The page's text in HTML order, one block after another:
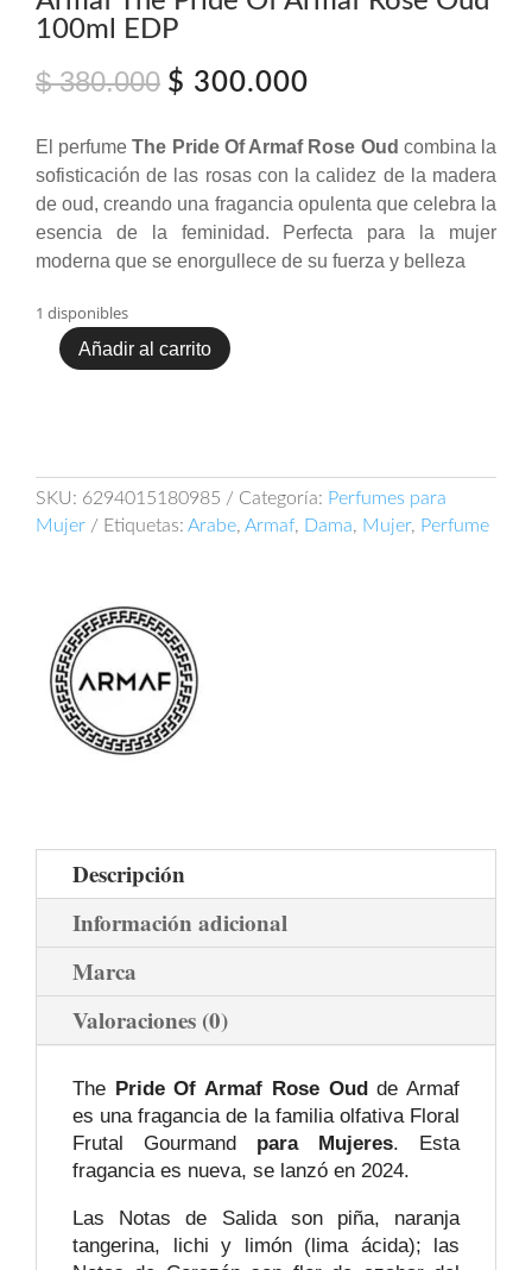
100ml EDP
$380.000 El
original
era:
$ 380.000.
$ 300.000
actual
es:
$ 300.000.
El perfumeThe Pride Of Armaf Rose Oud combina la
sofisticación de las rosas con la calidez de la madera
de oud, creando una fragancia opulenta que celebra la
esencia de la feminidad. Perfecta para la mujer
moderna que se enorgullece de su fuerza y belleza
1 disponibles
Armaf
Rose
Oud
cantidad
Añadir al carrito
SKU: 6294015180985 Categoría: Perfumes para
Mujer
Etiquetas: Arabe, Armaf, Dama, Mujer, Perfume
Descripción
Información adicional
Marca
Valoraciones (0)
The Pride Of Armaf Rose Oud de Armaf
es una fragancia de la familia olfativa Floral
Frutal Gourmand para Mujeres. Esta
fragancia es nueva, se lanzó en 2024.
Las Notas de Salida son piña, naranja
tangerina, lichi y limón (lima ácida); las